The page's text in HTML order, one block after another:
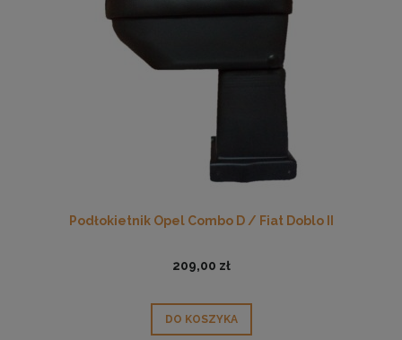
Podłokietnik Opel Combo D / Fiat Doblo II
209,00 zł
DO KOSZYKA